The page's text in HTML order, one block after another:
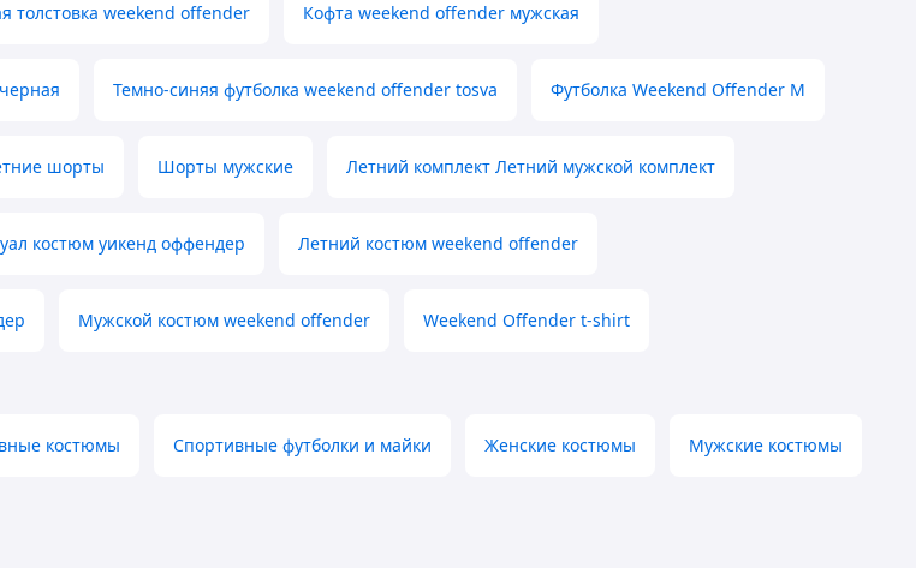
толстовка weekend offender Кофта weekend offender мужская
Темно-синяя футболка weekend offender tosva Футболка Weekend Offender M
шорты Шорты мужские Летний комплект Летний мужской комплект
костюм уикенд оффендер Летний костюм weekend offender
Мужской костюм weekend offender Weekend Offender t-shirt
костюмы Спортивные футболки и майки Женские костюмы Мужские костюмы